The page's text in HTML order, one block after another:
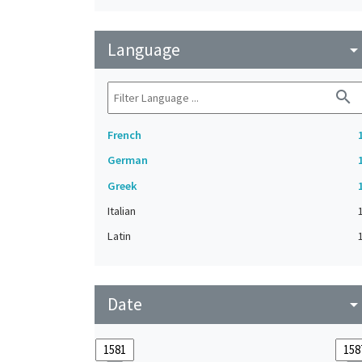
Language arrow_drop_down
search
French
German
Greek
Italian
1
Latin
1
Date arrow_drop_down